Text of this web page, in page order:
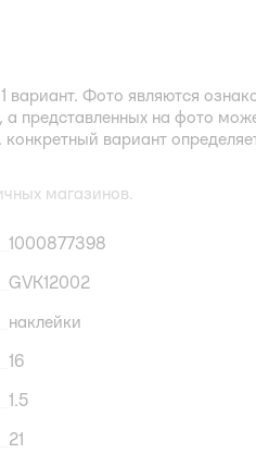
Фото являются
представленных на фото
вариант
магазинов.
1000877398
GVK12002
наклейки
16
1.5
21